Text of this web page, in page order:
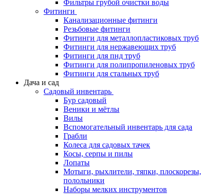
Фильтры грубой очистки воды
Фитинги
Канализационные фитинги
Резьбовые фитинги
Фитинги для металлопластиковых труб
Фитинги для нержавеющих труб
Фитинги для пнд труб
Фитинги для полипропиленовых труб
Фитинги для стальных труб
Дача и сад
Садовый инвентарь
Бур садовый
Веники и мётлы
Вилы
Вспомогательный инвентарь для сада
Грабли
Колеса для садовых тачек
Косы, серпы и пилы
Лопаты
Мотыги, рыхлители, тяпки, плоскорезы,
полольники
Наборы мелких инструментов